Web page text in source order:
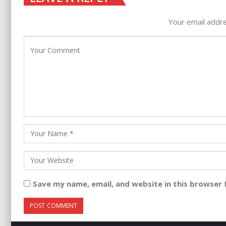
Your email
Save my name, email, and website in this